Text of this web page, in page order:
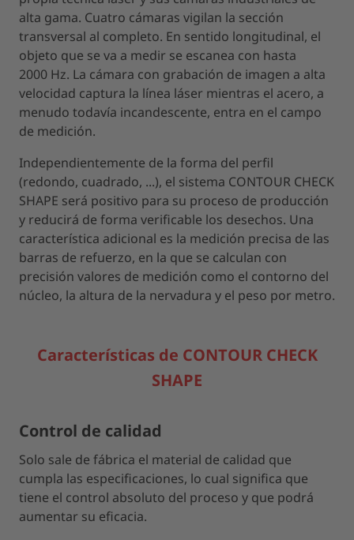
alta gama. Cuatro cámaras vigilan la sección
transversal al completo. En sentido longitudinal, el
objeto que se va a medir se escanea con hasta
2000 Hz. La cámara con grabación de imagen a alta
velocidad captura la línea láser mientras el acero, a
menudo todavía incandescente, entra en el campo
de medición.
Independientemente de la forma del perfil
(redondo, cuadrado, ...), el sistema CONTOUR CHECK
SHAPE será positivo para su proceso de producción
y reducirá de forma verificable los desechos. Una
característica adicional es la medición precisa de las
barras de refuerzo, en la que se calculan con
precisión valores de medición como el contorno del
núcleo, la altura de la nervadura y el peso por metro.
Características de CONTOUR CHECK
SHAPE
Control de calidad
Solo sale de fábrica el material de calidad que
cumpla las especificaciones, lo cual significa que
tiene el control absoluto del proceso y que podrá
aumentar su eficacia.